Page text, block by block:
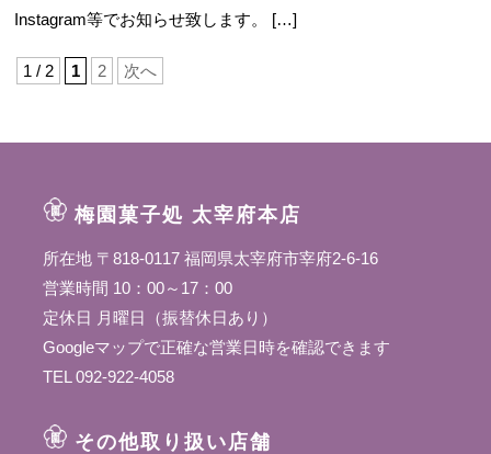
Instagram等でお知らせ致します。 […]
1 / 2 1 2 次へ
梅園菓子処 太宰府本店
所在地 〒818-0117 福岡県太宰府市宰府2-6-16
営業時間 10：00～17：00
定休日 月曜日（振替休日あり）
Googleマップで正確な営業日時を確認できます
TEL 092-922-4058
その他取り扱い店舗